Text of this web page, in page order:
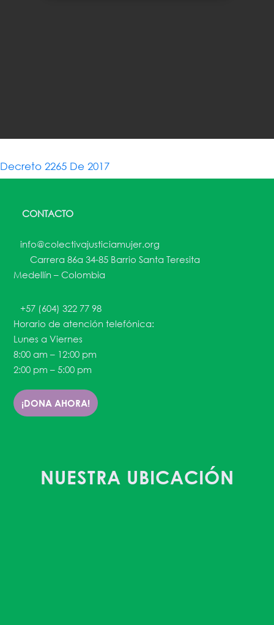
Decreto 2265 De 2017
CONTACTO
info@colectivajusticiamujer.org
Carrera 86a 34-85 Barrio Santa Teresita
Medellín – Colombia
+57 (604) 322 77 98
Horario de atención telefónica:
Lunes a Viernes
8:00 am – 12:00 pm
2:00 pm – 5:00 pm
¡DONA AHORA!
NUESTRA UBICACIÓN